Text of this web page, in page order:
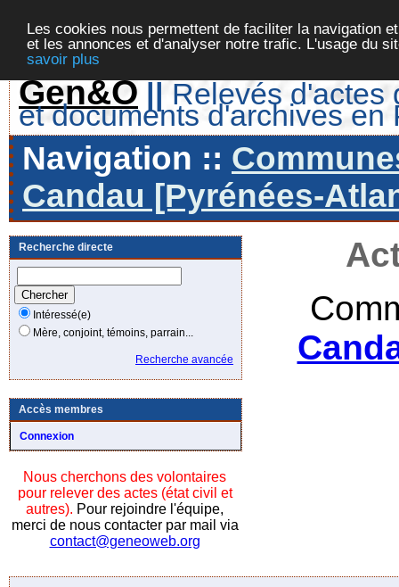
Les cookies nous permettent de faciliter la navigation
et les annonces et d'analyser notre trafic. L'usage du
savoir plus
Gen&O || Relevés d'actes
et documents d'archives en
Navigation ::
Candau [Pyrénées-
Recherche directe
Intéressé(e)
Mère, conjoint, témoins, parrain...
Recherche avancée
Accès membres
Connexion
Nous cherchons des volontaires
pour relever des actes (état civil et
autres). Pour rejoindre l'équipe,
merci de nous contacter par mail via
contact@geneoweb.org